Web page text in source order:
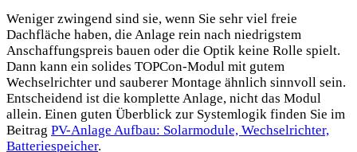
Weniger zwingend sind sie, wenn Sie sehr viel freie
Dachfläche haben, die Anlage rein nach niedrigstem
Anschaffungspreis bauen oder die Optik keine Rolle spielt.
Dann kann ein solides TOPCon-Modul mit gutem
Wechselrichter und sauberer Montage ähnlich sinnvoll sein.
Entscheidend ist die komplette Anlage, nicht das Modul
allein. Einen guten Überblick zur Systemlogik finden Sie im
Beitrag PV-Anlage Aufbau: Solarmodule, Wechselrichter,
Batteriespeicher.